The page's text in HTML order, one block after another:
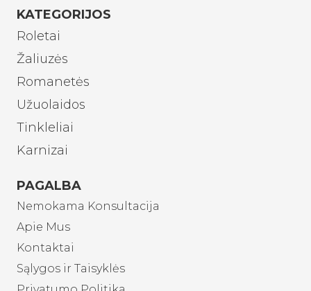
KATEGORIJOS
Roletai
Žaliuzės
Romanetės
Užuolaidos
Tinkleliai
Karnizai
PAGALBA
Nemokama Konsultacija
Apie Mus
Kontaktai
Sąlygos ir Taisyklės